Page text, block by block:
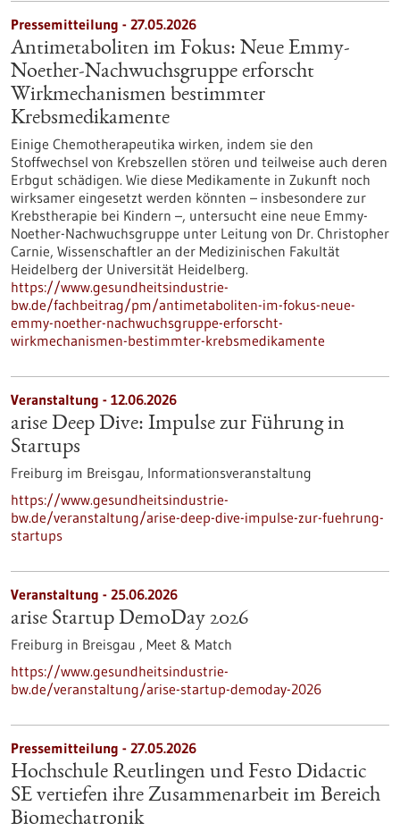
Pressemitteilung - 27.05.2026
Antimetaboliten im Fokus: Neue Emmy-
Noether-Nachwuchsgruppe erforscht
Wirkmechanismen bestimmter
Krebsmedikamente
Einige Chemotherapeutika wirken, indem sie den
Stoffwechsel von Krebszellen stören und teilweise auch deren
Erbgut schädigen. Wie diese Medikamente in Zukunft noch
wirksamer eingesetzt werden könnten – insbesondere zur
Krebstherapie bei Kindern –, untersucht eine neue Emmy-
Noether-Nachwuchsgruppe unter Leitung von Dr. Christopher
Carnie, Wissenschaftler an der Medizinischen Fakultät
Heidelberg der Universität Heidelberg.
https://www.gesundheitsindustrie-
bw.de/fachbeitrag/pm/antimetaboliten-im-fokus-neue-
emmy-noether-nachwuchsgruppe-erforscht-
wirkmechanismen-bestimmter-krebsmedikamente
Veranstaltung - 12.06.2026
arise Deep Dive: Impulse zur Führung in
Startups
Freiburg im Breisgau, Informationsveranstaltung
https://www.gesundheitsindustrie-
bw.de/veranstaltung/arise-deep-dive-impulse-zur-fuehrung-
startups
Veranstaltung - 25.06.2026
arise Startup DemoDay 2026
Freiburg in Breisgau , Meet & Match
https://www.gesundheitsindustrie-
bw.de/veranstaltung/arise-startup-demoday-2026
Pressemitteilung - 27.05.2026
Hochschule Reutlingen und Festo Didactic
SE vertiefen ihre Zusammenarbeit im Bereich
Biomechatronik